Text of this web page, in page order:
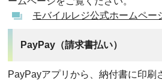
モバイルレジ公式ホームペー
PayPay（請求書払い）
PayPayアプリから、納付書に印刷